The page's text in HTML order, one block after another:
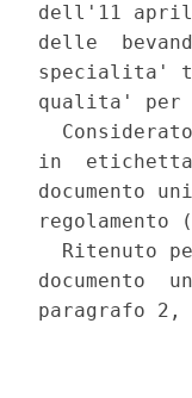
dell'11
delle
specialita'
qualita'
in  etichetta
documento
regolamento
Ritenuto
documento
paragrafo 2,